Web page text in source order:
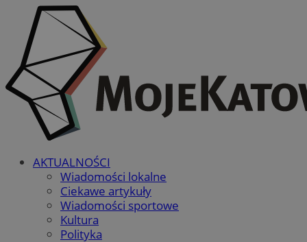
AKTUALNOŚCI
Wiadomości lokalne
Ciekawe artykuły
Wiadomości sportowe
Kultura
Polityka